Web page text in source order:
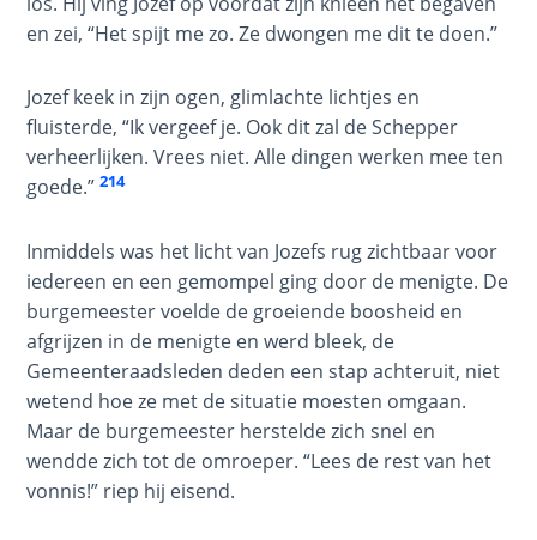
Corinthians
The Epistle of
Sanctification
- Book 2
First
Corinthians
The Epistle of
Sanctification
- Book 3
First
Corinthians
The Epistle of
Sanctification
en zei, “Het spijt me zo. Ze dwongen me dit te doen.”
Jozef keek in zijn ogen, glimlachte lichtjes en
fluisterde, “Ik vergeef je. Ook dit zal de Schepper
verheerlijken. Vrees niet. Alle dingen werken mee ten
goede.”214
Inmiddels was het licht van Jozefs rug zichtbaar voor
iedereen en een gemompel ging door de menigte. De
burgemeester voelde de groeiende boosheid en
afgrijzen in de menigte en werd bleek, de
Gemeenteraadsleden deden een stap achteruit, niet
wetend hoe ze met de situatie moesten omgaan.
Maar de burgemeester herstelde zich snel en
wendde zich tot de omroeper. “Lees de rest van het
vonnis!” riep hij eisend.